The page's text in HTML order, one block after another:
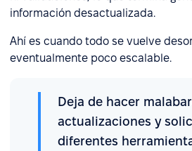
información desactualizada.
Ahí es cuando todo se vuelve
eventualmente poco escalable.
Deja de hacer
actualizaciones y
diferentes